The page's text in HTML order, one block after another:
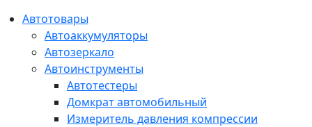
Автотовары
Автоаккумуляторы
Автозеркало
Автоинструменты
Автотестеры
Домкрат автомобильный
Измеритель давления компрессии